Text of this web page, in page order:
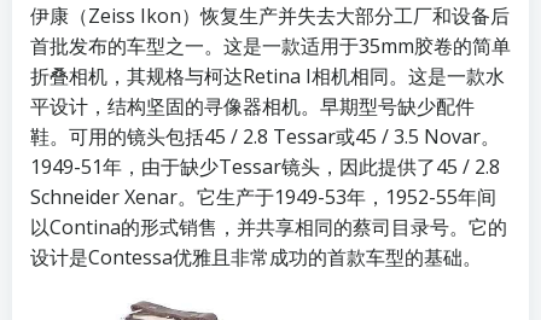
伊康（Zeiss Ikon）恢复生产并失去大部分工厂和设备后
首批发布的车型之一。这是一款适用于35mm胶卷的简单
折叠相机，其规格与柯达Retina I相机相同。这是一款水
平设计，结构坚固的寻像器相机。早期型号缺少配件
鞋。可用的镜头包括45 / 2.8 Tessar或45 / 3.5 Novar。
1949-51年，由于缺少Tessar镜头，因此提供了45 / 2.8
Schneider Xenar。它生产于1949-53年，1952-55年间
以Contina的形式销售，并共享相同的蔡司目录号。它的
设计是Contessa优雅且非常成功的首款车型的基础。